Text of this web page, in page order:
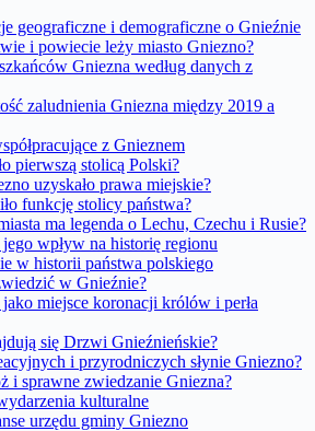
geograficzne i demograficzne o Gnieźnie
i powiecie leży miasto Gniezno?
Gniezna według danych z
zaludnienia Gniezna między 2019 a
z Gnieznem
pierwszą stolicą Polski?
uzyskało prawa miejskie?
funkcję stolicy państwa?
ma legenda o Lechu, Czechu i Rusie?
wpływ na historię regionu
w historii państwa polskiego
w Gnieźnie?
miejsce koronacji królów i perła
się Drzwi Gnieźnieńskie?
i przyrodniczych słynie Gniezno?
i sprawne zwiedzanie Gniezna?
kulturalne
urzędu gminy Gniezno